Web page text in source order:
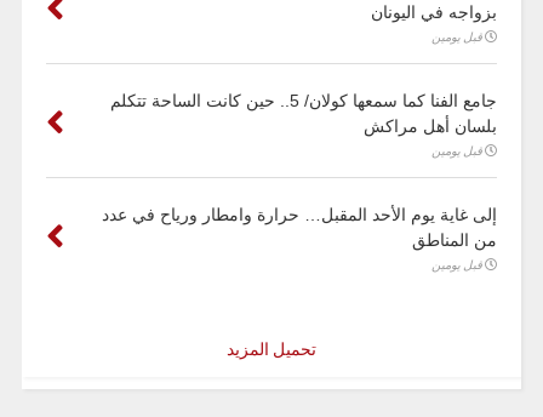
بزواجه في اليونان
قبل يومين
جامع الفنا كما سمعها كولان/ 5.. حين كانت الساحة تتكلم
بلسان أهل مراكش
قبل يومين
إلى غاية يوم الأحد المقبل… حرارة وامطار ورياح في عدد
من المناطق
قبل يومين
تحميل المزيد